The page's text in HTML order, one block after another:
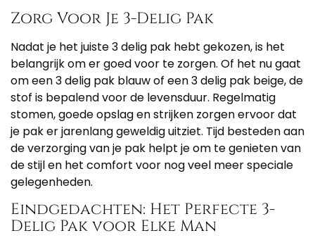
Zorg Voor Je 3-Delig Pak
Nadat je het juiste 3 delig pak hebt gekozen, is het
belangrijk om er goed voor te zorgen. Of het nu gaat
om een 3 delig pak blauw of een 3 delig pak beige, de
stof is bepalend voor de levensduur. Regelmatig
stomen, goede opslag en strijken zorgen ervoor dat
je pak er jarenlang geweldig uitziet. Tijd besteden aan
de verzorging van je pak helpt je om te genieten van
de stijl en het comfort voor nog veel meer speciale
gelegenheden.
Eindgedachten: Het Perfecte 3-
Delig Pak voor Elke Man